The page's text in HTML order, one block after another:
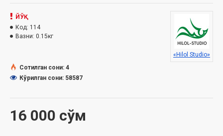
16 000 сўм
ЙЎҚ
Код: 114
Вазни: 0.15кг
«Hilol Studio»
Сотилган сони: 4
Кўрилган сони: 58587